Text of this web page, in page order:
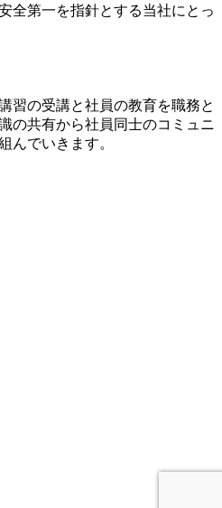
全第一を指針とする当社にとっ
習の受講と社員の教育を職務と
の共有から社員同士のコミュニ
んでいきます。